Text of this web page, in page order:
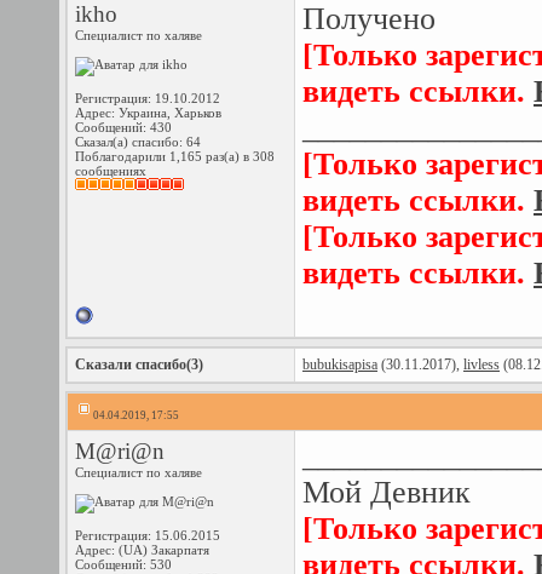
ikho
Специалист по халяве
Регистрация: 19.10.2012
Адрес: Украина, Харьков
Сообщений: 430
Сказал(а) спасибо: 64
Поблагодарили 1,165 раз(а) в 308
сообщениях
Получено
[Только
видеть ссылки.
[Только
видеть ссылки.
[Только
видеть ссылки.
Сказали спасибо(3) bubukisapisa (30.11.2017), livless
04.04.2019, 17:55
M@ri@n
Специалист по халяве
Регистрация: 15.06.2015
Адрес: (UA) Закарпатя
Сообщений: 530
Мой Девник
[Только
видеть ссылки.